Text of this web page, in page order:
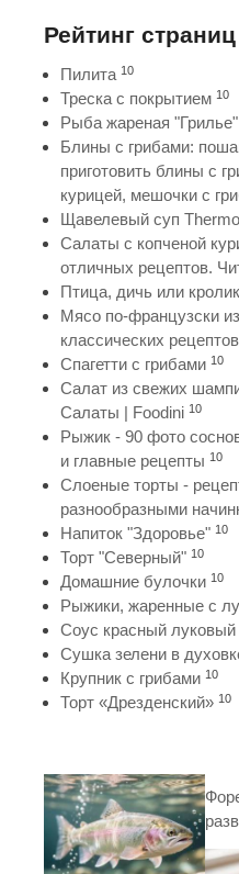
Рейтинг страниц
Пилита 10
Треска с покрытием 10
Рыба жареная "Грилье"
Блины с грибами:
приготовить блины с
курицей, мешочки с
Щавелевый суп
Салаты с копченой
отличных рецептов.
Птица, дичь или
Мясо по-французски
классических
Спагетти с грибами 10
Салат из свежих
Салаты | Foodini 10
Рыжик - 90 фото
и главные рецепты 10
Слоеные торты -
разнообразными
Напиток "Здоровье" 10
Торт "Северный" 10
Домашние булочки 10
Рыжики, жаренные с
Соус красный луковый
Сушка зелени в
Крупник с грибами 10
Торт «Дрезденский» 10